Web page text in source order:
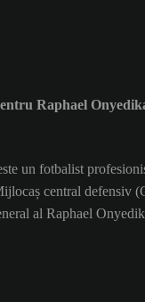
Raphael
un fotbalist
central defensiv
al Raphael